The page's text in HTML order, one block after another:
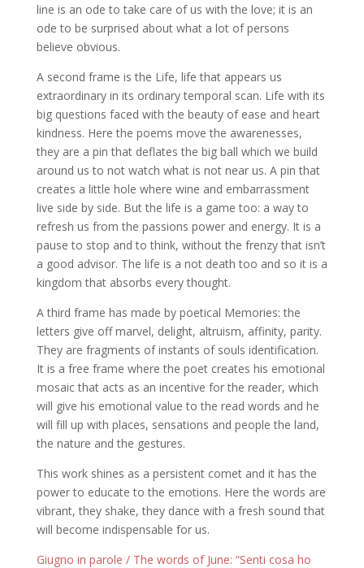
line is an ode to take care of us with the love; it is an
ode to be surprised about what a lot of persons
believe obvious.
A second frame is the Life, life that appears us
extraordinary in its ordinary temporal scan. Life with its
big questions faced with the beauty of ease and heart
kindness. Here the poems move the awarenesses,
they are a pin that deflates the big ball which we build
around us to not watch what is not near us. A pin that
creates a little hole where wine and embarrassment
live side by side. But the life is a game too: a way to
refresh us from the passions power and energy. It is a
pause to stop and to think, without the frenzy that isn’t
a good advisor. The life is a not death too and so it is a
kingdom that absorbs every thought.
A third frame has made by poetical Memories: the
letters give off marvel, delight, altruism, affinity, parity.
They are fragments of instants of souls identification.
It is a free frame where the poet creates his emotional
mosaic that acts as an incentive for the reader, which
will give his emotional value to the read words and he
will fill up with places, sensations and people the land,
the nature and the gestures.
This work shines as a persistent comet and it has the
power to educate to the emotions. Here the words are
vibrant, they shake, they dance with a fresh sound that
will become indispensable for us.
Giugno in parole / The words of June: “Senti cosa ho